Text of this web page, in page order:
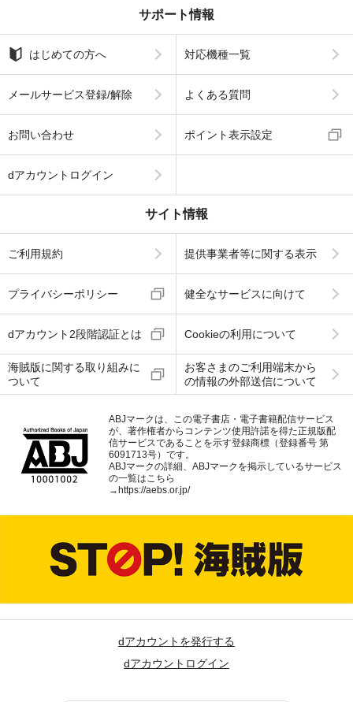
サポート情報
はじめての方へ 対応機種一覧
メールサービス登録/解除 よくある質問
お問い合わせ ポイント表示設定
dアカウントログイン
サイト情報
ご利用規約 提供事業者等に関する表示
プライバシーポリシー 健全なサービスに向けて
dアカウント2段階認証とは Cookieの利用について
海賊版に関する取り組みに
ついて
お客さまのご利用端末から
の情報の外部送信について
ABJマークは、この電子書店・電子書籍配信サービス
が、著作権者からコンテンツ使用許諾を得た正規版配
信サービスであることを示す登録商標（登録番号 第
6091713号）です。
ABJマークの詳細、ABJマークを掲示しているサービス
の一覧はこちら
→ https://aebs.or.jp/
dアカウントを発行する
dアカウントログイン